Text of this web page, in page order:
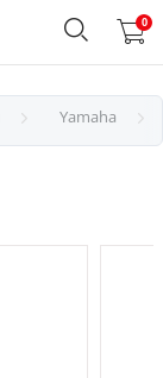
0
Yamaha